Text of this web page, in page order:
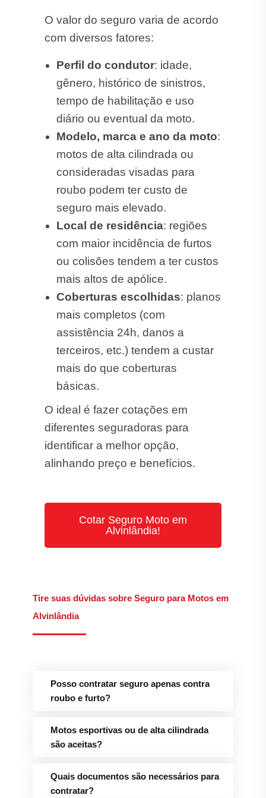
O valor do seguro varia de acordo
com diversos fatores:
Perfil do condutor: idade,
gênero, histórico de sinistros,
tempo de habilitação e uso
diário ou eventual da moto.
Modelo, marca e ano da moto:
motos de alta cilindrada ou
consideradas visadas para
roubo podem ter custo de
seguro mais elevado.
Local de residência: regiões
com maior incidência de furtos
ou colisões tendem a ter custos
mais altos de apólice.
Coberturas escolhidas: planos
mais completos (com
assistência 24h, danos a
terceiros, etc.) tendem a custar
mais do que coberturas
básicas.
O ideal é fazer cotações em
diferentes seguradoras para
identificar a melhor opção,
alinhando preço e benefícios.
Cotar Seguro Moto em
Alvinlândia!
Tire suas dúvidas sobre Seguro para Motos em
Alvinlândia
Posso contratar seguro apenas contra
roubo e furto?
Motos esportivas ou de alta cilindrada
são aceitas?
Quais documentos são necessários para
contratar?